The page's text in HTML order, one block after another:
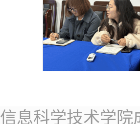
信息科学技术学院